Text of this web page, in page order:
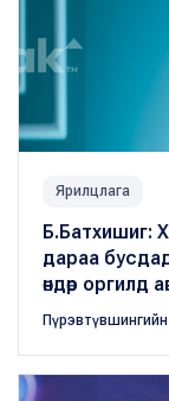
Ярилцлага
Б.Батхишиг:
дараа бусдад
өндөр оргилд